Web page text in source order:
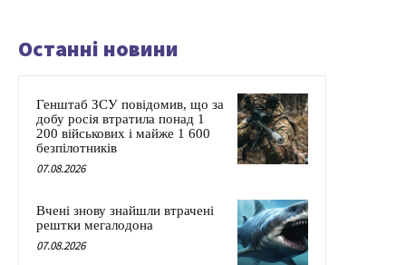
Останні новини
Генштаб ЗСУ повідомив, що за
добу росія втратила понад 1
200 військових і майже 1 600
безпілотників
07.08.2026
Вчені знову знайшли втрачені
рештки мегалодона
07.08.2026